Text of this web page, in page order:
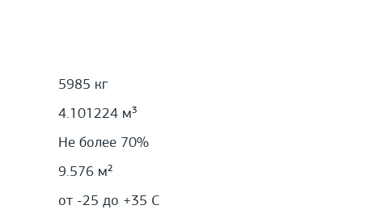
5985 кг
4.101224 м³
Не более 70%
9.576 м²
от -25 до +35 С